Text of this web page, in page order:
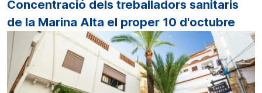
Concentració dels treballadors sanitaris
de la Marina Alta el proper 10 d'octubre